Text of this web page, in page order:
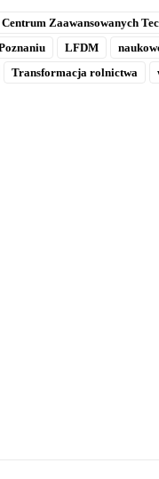
Centrum Zaawansowanych
LFDM
Transformacja rolnictwa